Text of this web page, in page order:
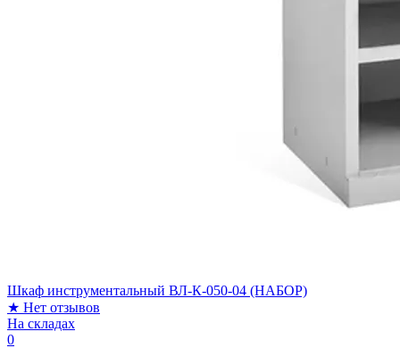
Шкаф инструментальный ВЛ-К-050-04 (НАБОР)
★ Нет отзывов
На складах
0